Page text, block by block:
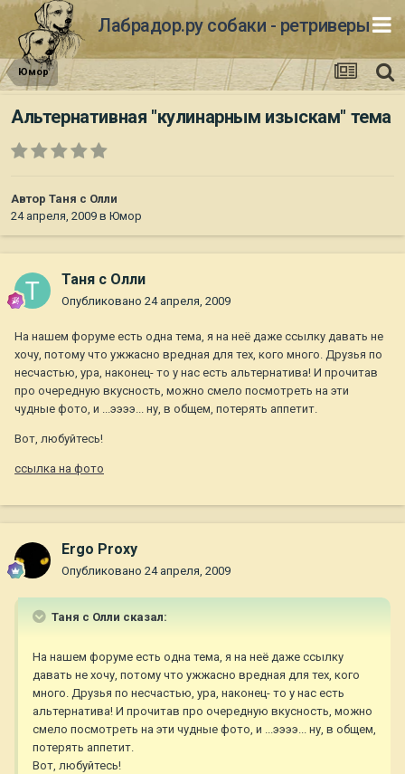
Лабрадор.ру собаки - ретриверы
Юмор
Альтернативная "кулинарным изыскам" тема
Автор Таня с Олли
24 апреля, 2009 в Юмор
Таня с Олли
Опубликовано 24 апреля, 2009
На нашем форуме есть одна тема, я на неё даже ссылку давать не
хочу, потому что ужжасно вредная для тех, кого много. Друзья по
несчастью, ура, наконец- то у нас есть альтернатива! И прочитав
про очередную вкусность, можно смело посмотреть на эти
чудные фото, и ...ээээ... ну, в общем, потерять аппетит.
Вот, любуйтесь!
ссылка на фото
Ergo Proxy
Опубликовано 24 апреля, 2009
Таня с Олли сказал:
На нашем форуме есть одна тема, я на неё даже ссылку
давать не хочу, потому что ужжасно вредная для тех, кого
много. Друзья по несчастью, ура, наконец- то у нас есть
альтернатива! И прочитав про очередную вкусность, можно
смело посмотреть на эти чудные фото, и ...ээээ... ну, в общем,
потерять аппетит.
Вот, любуйтесь!